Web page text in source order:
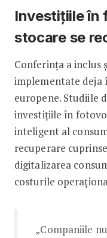
Investițiile în
stocare se
Conferința a inclus
implementate deja
europene. Studiile
investițiile în
inteligent al
recuperare
digitalizarea
costurile
„Companiile